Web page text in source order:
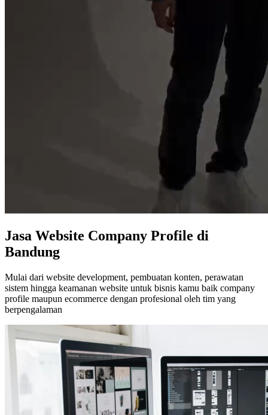
Jasa Website Company Profile di
Bandung
Mulai dari website development, pembuatan konten, perawatan
sistem hingga keamanan website untuk bisnis kamu baik company
profile maupun ecommerce dengan profesional oleh tim yang
berpengalaman